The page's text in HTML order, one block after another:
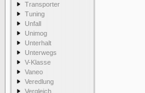
Transporter
Tuning
Unfall
Unimog
Unterhalt
Unterwegs
V-Klasse
Vaneo
Veredlung
Vergleich